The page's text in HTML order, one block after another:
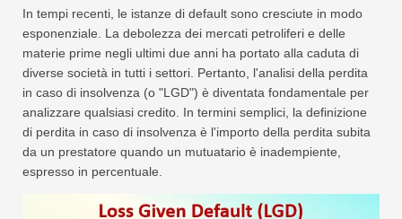
In tempi recenti, le istanze di default sono cresciute in modo
esponenziale. La debolezza dei mercati petroliferi e delle
materie prime negli ultimi due anni ha portato alla caduta di
diverse società in tutti i settori. Pertanto, l'analisi della perdita
in caso di insolvenza (o "LGD") è diventata fondamentale per
analizzare qualsiasi credito. In termini semplici, la definizione
di perdita in caso di insolvenza è l'importo della perdita subita
da un prestatore quando un mutuatario è inadempiente,
espresso in percentuale.